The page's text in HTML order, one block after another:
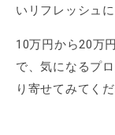
いリフレッシュ
10万円から20万
で、気になるプ
り寄せてみてく